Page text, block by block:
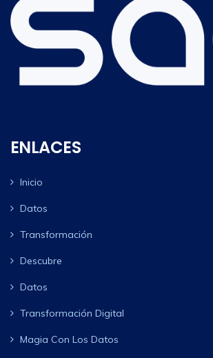
ENLACES
Inicio
Datos
Transformación
Descubre
Datos
Transformación Digital
Magia Con Los Datos